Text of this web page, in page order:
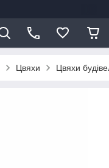
Цвяхи Цвяхи